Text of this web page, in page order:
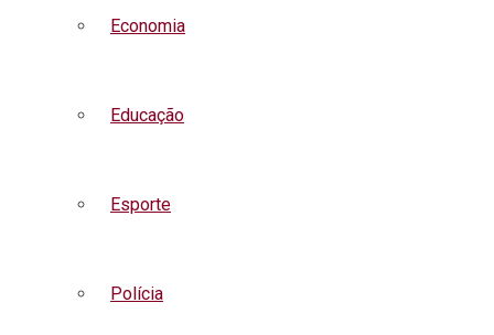
Economia
Educação
Esporte
Polícia